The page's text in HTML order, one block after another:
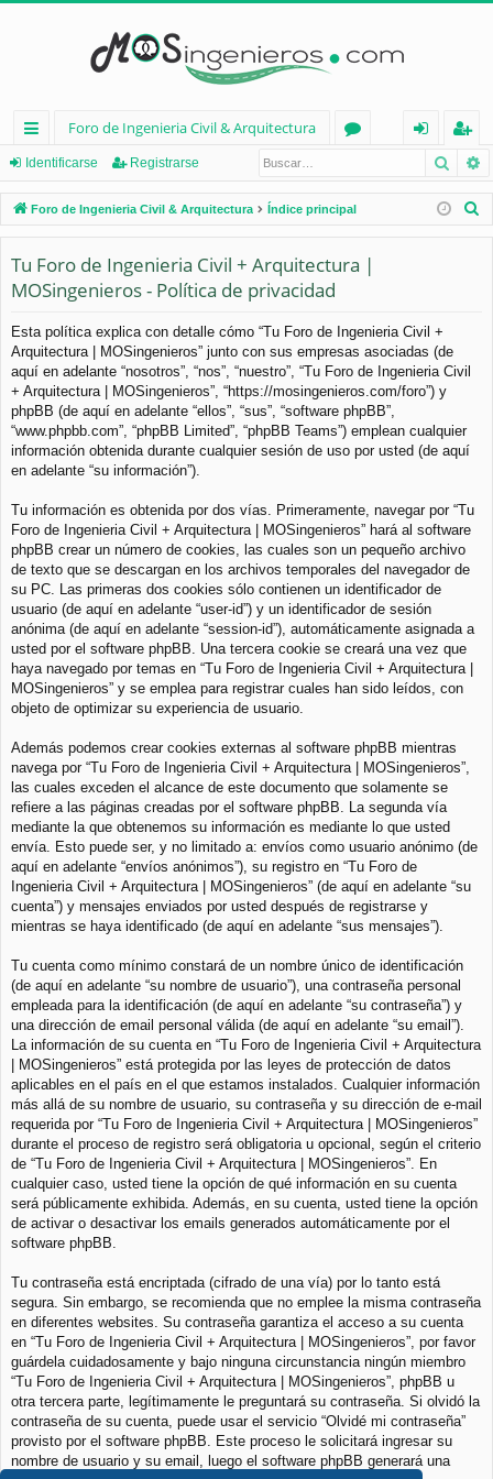
nl
ac
es
rá
pi
d
os
Foro de Ingenieria Civil & Arquitectura
os
nt
ifi
e
eg
ist
ra
Identificarse Registrarse
Foro de Ingenieria Civil & Arquitectura Índice principal
Tu Foro de Ingenieria Civil + Arquitectura |
MOSingenieros - Política de privacidad
Esta política explica con detalle cómo “Tu Foro de Ingenieria Civil +
Arquitectura | MOSingenieros” junto con sus empresas asociadas (de
aquí en adelante “nosotros”, “nos”, “nuestro”, “Tu Foro de Ingenieria Civil
+ Arquitectura | MOSingenieros”, “https://mosingenieros.com/foro”) y
phpBB (de aquí en adelante “ellos”, “sus”, “software phpBB”,
“www.phpbb.com”, “phpBB Limited”, “phpBB Teams”) emplean cualquier
información obtenida durante cualquier sesión de uso por usted (de aquí
en adelante “su información”).
Tu información es obtenida por dos vías. Primeramente, navegar por “Tu
Foro de Ingenieria Civil + Arquitectura | MOSingenieros” hará al software
phpBB crear un número de cookies, las cuales son un pequeño archivo
de texto que se descargan en los archivos temporales del navegador de
su PC. Las primeras dos cookies sólo contienen un identificador de
usuario (de aquí en adelante “user-id”) y un identificador de sesión
anónima (de aquí en adelante “session-id”), automáticamente asignada a
usted por el software phpBB. Una tercera cookie se creará una vez que
haya navegado por temas en “Tu Foro de Ingenieria Civil + Arquitectura |
MOSingenieros” y se emplea para registrar cuales han sido leídos, con
objeto de optimizar su experiencia de usuario.
Además podemos crear cookies externas al software phpBB mientras
navega por “Tu Foro de Ingenieria Civil + Arquitectura | MOSingenieros”,
las cuales exceden el alcance de este documento que solamente se
refiere a las páginas creadas por el software phpBB. La segunda vía
mediante la que obtenemos su información es mediante lo que usted
envía. Esto puede ser, y no limitado a: envíos como usuario anónimo (de
aquí en adelante “envíos anónimos”), su registro en “Tu Foro de
Ingenieria Civil + Arquitectura | MOSingenieros” (de aquí en adelante “su
cuenta”) y mensajes enviados por usted después de registrarse y
mientras se haya identificado (de aquí en adelante “sus mensajes”).
Tu cuenta como mínimo constará de un nombre único de identificación
(de aquí en adelante “su nombre de usuario”), una contraseña personal
empleada para la identificación (de aquí en adelante “su contraseña”) y
una dirección de email personal válida (de aquí en adelante “su email”).
La información de su cuenta en “Tu Foro de Ingenieria Civil + Arquitectura
| MOSingenieros” está protegida por las leyes de protección de datos
aplicables en el país en el que estamos instalados. Cualquier información
más allá de su nombre de usuario, su contraseña y su dirección de e-mail
requerida por “Tu Foro de Ingenieria Civil + Arquitectura | MOSingenieros”
durante el proceso de registro será obligatoria u opcional, según el criterio
de “Tu Foro de Ingenieria Civil + Arquitectura | MOSingenieros”. En
cualquier caso, usted tiene la opción de qué información en su cuenta
será públicamente exhibida. Además, en su cuenta, usted tiene la opción
de activar o desactivar los emails generados automáticamente por el
software phpBB.
Tu contraseña está encriptada (cifrado de una vía) por lo tanto está
segura. Sin embargo, se recomienda que no emplee la misma contraseña
en diferentes websites. Su contraseña garantiza el acceso a su cuenta
en “Tu Foro de Ingenieria Civil + Arquitectura | MOSingenieros”, por favor
guárdela cuidadosamente y bajo ninguna circunstancia ningún miembro
“Tu Foro de Ingenieria Civil + Arquitectura | MOSingenieros”, phpBB u
otra tercera parte, legítimamente le preguntará su contraseña. Si olvidó la
contraseña de su cuenta, puede usar el servicio “Olvidé mi contraseña”
provisto por el software phpBB. Este proceso le solicitará ingresar su
nombre de usuario y su email, luego el software phpBB generará una